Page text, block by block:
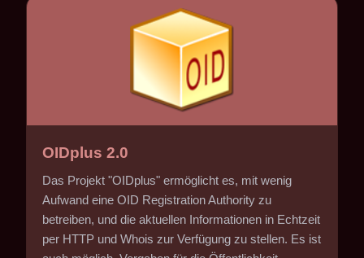
OIDplus 2.0
Das Projekt "OIDplus" ermöglicht es, mit wenig
Aufwand eine OID Registration Authority zu
betreiben, und die aktuellen Informationen in Echtzeit
per HTTP und Whois zur Verfügung zu stellen. Es ist